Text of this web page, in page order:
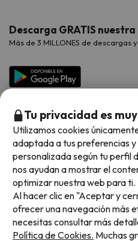
Viajes para grupos
Hoteles Galicia
Hoteles Salou
Chollos con Todo Incluido
Chollos en la playa
Hoteles con toboganes
Selección de la Newsletter
Los favoritos de nuestros
Vacaciones en Agosto
Vacaciones en Octubre
Vacaciones en Noviembre
Contáctanos
Preguntas frecuentes
Descarga GRATIS nuestra
Más de 3 MILLONES de descargas
Métodos de pago disponibles
Tu privacidad es
Utilizamos cookies
adaptada a tus preferencias
personalizada según tu perfil
nos ayudan a mostrar el
optimizar nuestra web para ti.
Al hacer clic en "Aceptar y
ofrecer una navegación más
necesitas consultar más
Política de Cookies. Muchas